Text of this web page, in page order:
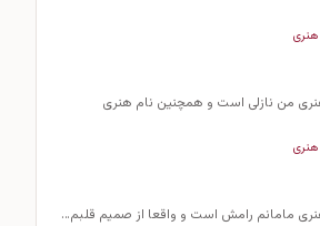
هنری
من نازلی است و همچنین نام هنری
هنری
مامانم رامش است و واقعا از صمیم قلبم…